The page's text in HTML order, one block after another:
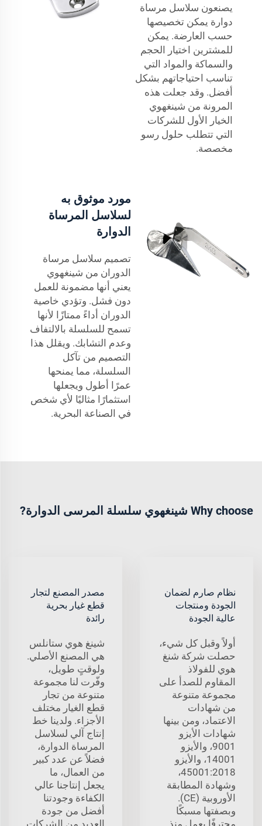
يصنعون سلاسل مرساة
دوارة يمكن تخصيصها
حسب العارضة. يمكن
للمشترين اختيار الحجم
والسماكة والمواد التي
تناسب احتياجاتهم بشكل
أفضل. وقد جعلت هذه
المرونة من شينغهوي
الخيار الأول للشركات
التي تتطلب حلول رسو
مخصصة.
مورد موثوق به
لسلاسل المرساة
الدوارة
تصميم سلاسل مرساة
الدوران من شينغهوي
يعني أنها مضمونة للعمل
دون فشل. وتؤدي خاصية
الدوران أداءً ممتازًا لأنها
تسمح للسلسلة بالالتفاف
وعدم التشابك. ويقلل هذا
التصميم من تآكل
السلسلة، مما يمنحها
عمرًا أطول ويجعلها
استثمارًا مثاليًا لأي شخص
في الصناعة البحرية.
Why choose شينغهوي سلسلة المرسى الدوارة?
نظام صارم لضمان
الجودة ومنتجات
عالية الجودة
أولاً وقبل كل شيء،
حصلت شركة شنغ
هوي للفولاذ
المقاوم للصدأ على
مجموعة متنوعة
من شهادات
الاعتماد، ومن بينها
شهادات الأيزو
9001، والأيزو
14001، والأيزو
45001:2018،
وشهادة المطابقة
الأوروبية (CE).
وبصفتها مسبكًا
محترفًا يعمل منذ
مصدر المصنع لتجار
قطع غيار بحرية
رائدة
شينغ هوي ستانلس
هي المصنع الأصلي.
ولوقتٍ طويل،
وفّرت لنا مجموعة
متنوعة من تجار
قطع الغيار مختلف
الأجزاء. ولدينا خط
إنتاج آلي لسلاسل
المرساة الدوارة،
فضلاً عن عدد كبير
من العمال، ما
يجعل إنتاجنا عالي
الكفاءة وجودتنا
أفضل من جودة
العديد من الشركات